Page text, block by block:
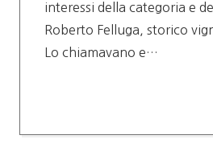
interessi della categoria e
Roberto Felluga, storico
Lo chiamavano e…